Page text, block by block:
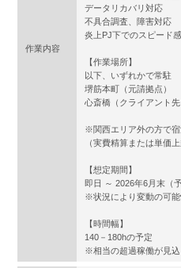
作業内容
データリカバリ対応
不具合調査、障害対応
炎上PJ下でのスピード
【作業場所】
以下、いずれかで常駐
堺筋本町（元請拠点）
心斎橋（クライアント先
※関西エリア外の方で
（実費精算または単価
【想定期間】
即日 ～ 2026年6月末（予
※状況により変動の可能
【時間幅】
140－180hの予定
※相当の超過稼働が見